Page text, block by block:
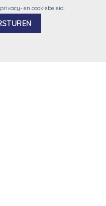
privacy- en cookiebeleid.